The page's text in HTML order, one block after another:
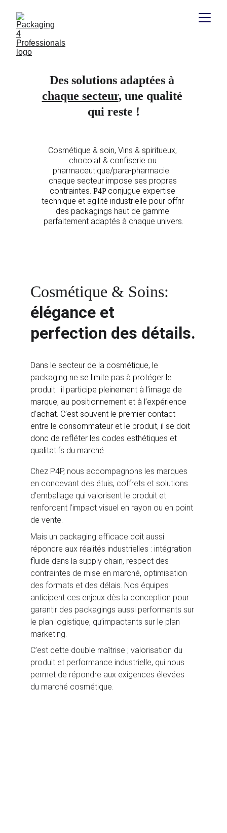
Des solutions adaptées à
chaque secteur, une qualité
qui reste !
Cosmétique & soin, Vins & spiritueux,
chocolat & confiserie ou
pharmaceutique/para-pharmacie :
chaque secteur impose ses propres
contraintes. P4P conjugue expertise
technique et agilité industrielle pour offrir
des packagings haut de gamme
parfaitement adaptés à chaque univers.
Cosmétique & Soins:
élégance et
perfection des détails.
Dans le secteur de la cosmétique, le
packaging ne se limite pas à protéger le
produit : il participe pleinement à l’image de
marque, au positionnement et à l’expérience
d’achat. C’est souvent le premier contact
entre le consommateur et le produit, il se doit
donc de refléter les codes esthétiques et
qualitatifs du marché.
Chez P4P, nous accompagnons les marques
en concevant des étuis, coffrets et solutions
d’emballage qui valorisent le produit et
renforcent l’impact visuel en rayon ou en point
de vente.
Mais un packaging efficace doit aussi
répondre aux réalités industrielles : intégration
fluide dans la supply chain, respect des
contraintes de mise en marché, optimisation
des formats et des délais. Nos équipes
anticipent ces enjeux dès la conception pour
garantir des packagings aussi performants sur
le plan logistique, qu’impactants sur le plan
marketing.
C’est cette double maîtrise ; valorisation du
produit et performance industrielle, qui nous
permet de répondre aux exigences élevées
du marché cosmétique.